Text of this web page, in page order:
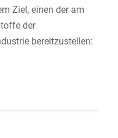
Ziel, einen der am
der
bereitzustellen: